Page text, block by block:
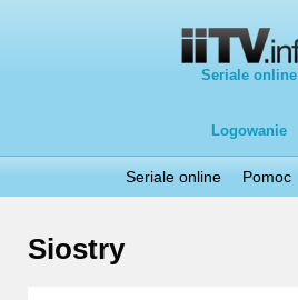
Seriale online
Logowanie
Seriale online Pomoc
Siostry